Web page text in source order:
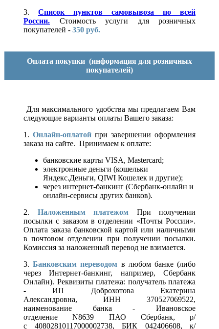
3. Список пунктов самовывоза по всей
России.
Стоимость услуги для розничных
покупателей - 350 руб.
Оплата покупки (информация для розничных
покупателей)
Для максимального удобства мы предлагаем Вам
следующие варианты оплаты Вашего заказа:
1. Онлайн-оплатой при завершении оформления
заказа на сайте. Принимаем к оплате:
банковские карты VISA, Mastercard;
электронные деньги (кошельки
Яндекс.Деньги, QIWI Кошелек и другие);
через интернет-банкинг (Сбербанк-онлайн и
онлайн-сервисы других банков).
2. Наложенным платежом При получении
посылки с заказом в отделении «Почты России».
Оплата заказа банковской картой или наличными
в почтовом отделении при получении посылки.
Комиссия за наложенный перевод не взимается.
3.Банковским переводом в любом банке (либо
через Интернет-банкинг, например, Сбербанк
Онлайн). Реквизиты платежа: получатель платежа
- ИП Доброхотова Екатерина
Александровна, ИНН 370527069522,
наименование банка - Ивановское
отделение N8639 ПАО Сбербанк, р/
с 40802810117000002738, БИК 042406608, к/